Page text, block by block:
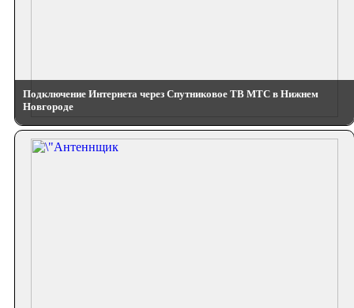
Подключение Интернета через Спутниковое ТВ МТС в Нижнем
Новгороде